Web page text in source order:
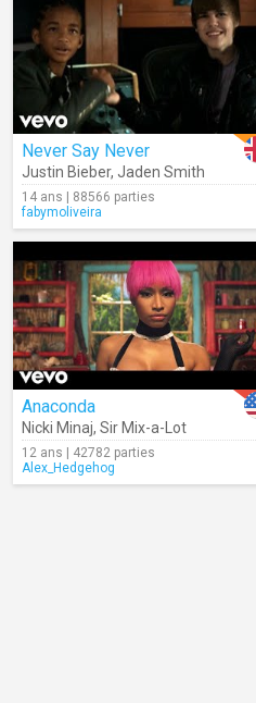
Never Say Never
Justin Bieber, Jaden Smith
14 ans | 88566 parties
fabymoliveira
Anaconda
Nicki Minaj, Sir Mix-a-Lot
12 ans | 42782 parties
Alex_Hedgehog